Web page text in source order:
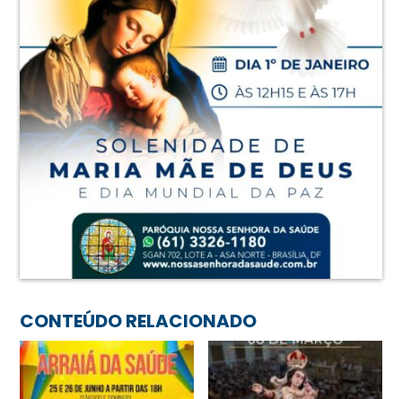
CONTEÚDO RELACIONADO